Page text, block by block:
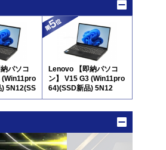
パソコ
(Win11pro
5N12(SS
キー付
Lenovo 【即納パソコ
ン】 V15 G3 (Win11pro
64)(SSD新品) 5N12
※テンキー付